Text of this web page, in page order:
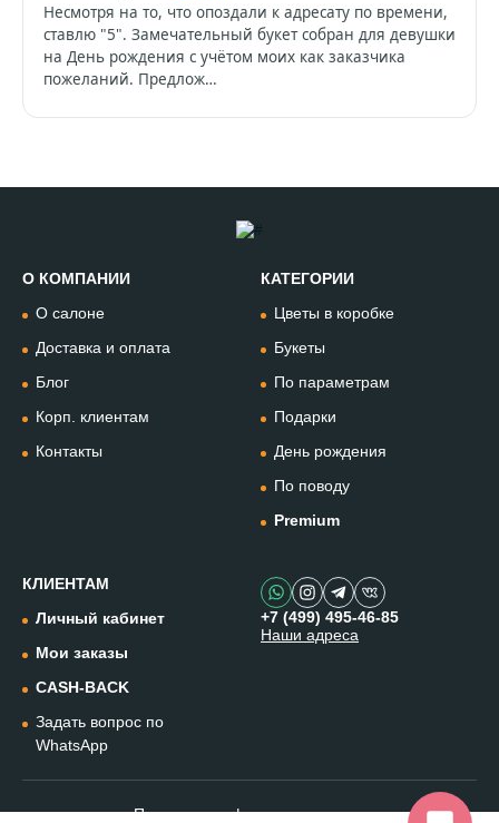
Несмотря на то, что опоздали к адресату по времени,
ставлю "5". Замечательный букет собран для девушки
на День рождения с учётом моих как заказчика
пожеланий. Предлож…
О КОМПАНИИ
О салоне
Доставка и оплата
Блог
Корп. клиентам
Контакты
КАТЕГОРИИ
Цветы в коробке
Букеты
По параметрам
Подарки
День рождения
По поводу
Premium
КЛИЕНТАМ
Личный кабинет
Мои заказы
CASH-BACK
Задать вопрос по
WhatsApp
+7 (499) 495-46-85
Наши адреса
Политика конфиденциальности
Позвонить
+74994954685
WhatsApp
+79912981236
@omflowersbot
Instagram